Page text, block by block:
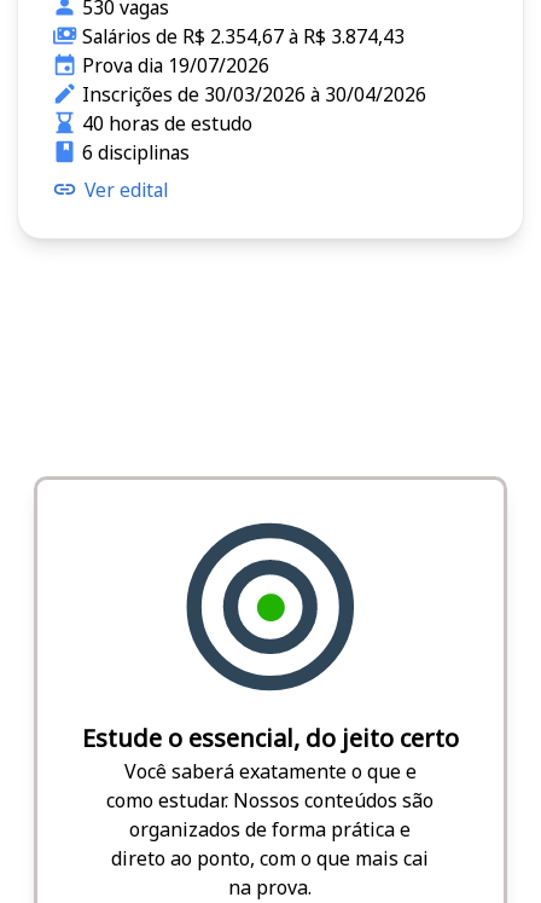
530 vagas
Salários de R$ 2.354,67 à R$ 3.874,43
Prova dia 19/07/2026
Inscrições de 30/03/2026 à 30/04/2026
40 horas de estudo
6 disciplinas
Ver edital
Estude o essencial, do jeito certo
Você saberá exatamente o que e
como estudar. Nossos conteúdos são
organizados de forma prática e
direto ao ponto, com o que mais cai
na prova.